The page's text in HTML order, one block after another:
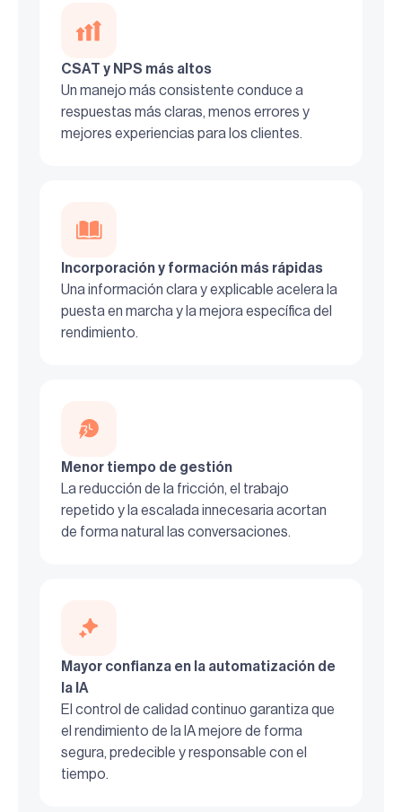
CSAT y NPS más altos
Un manejo más consistente conduce a
respuestas más claras, menos errores y
mejores experiencias para los clientes.
Incorporación y formación más rápidas
Una información clara y explicable acelera la
puesta en marcha y la mejora específica del
rendimiento.
Menor tiempo de gestión
La reducción de la fricción, el trabajo
repetido y la escalada innecesaria acortan
de forma natural las conversaciones.
Mayor confianza en la automatización de
la IA
El control de calidad continuo garantiza que
el rendimiento de la IA mejore de forma
segura, predecible y responsable con el
tiempo.